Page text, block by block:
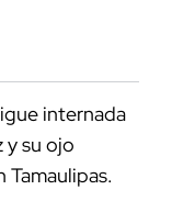
internada
y su ojo
Tamaulipas.